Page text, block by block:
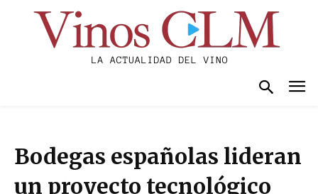
Bodegas españolas lideran
un proyecto tecnológico